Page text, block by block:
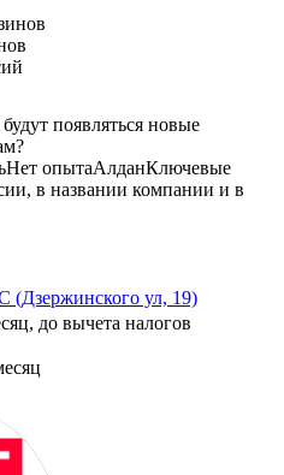
появляться новые
Нет опытаАлданКлючевые
в названии компании и в
(Дзержинского ул, 19)
до вычета налогов